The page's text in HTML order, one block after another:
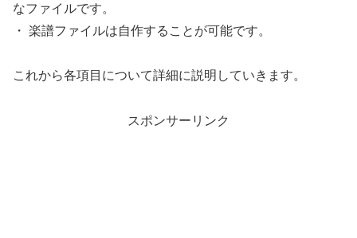
なファイルです。
・ 楽譜ファイルは自作することが可能です。
これから各項目について詳細に説明していきます。
スポンサーリンク